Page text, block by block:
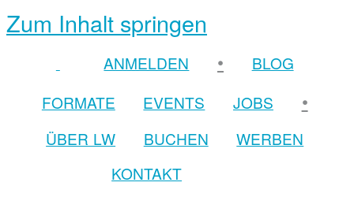
Zum Inhalt springen
ANMELDEN •
BLOG
FORMATE
EVENTS JOBS •
ÜBER LW BUCHEN
WERBEN
KONTAKT